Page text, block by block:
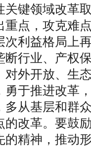
关键领域改革
点，攻克难点
次利益格局上
断行业、产权
对外开放、生
勇于推进改革
多从基层和群
的改革。要鼓
的精神，推动